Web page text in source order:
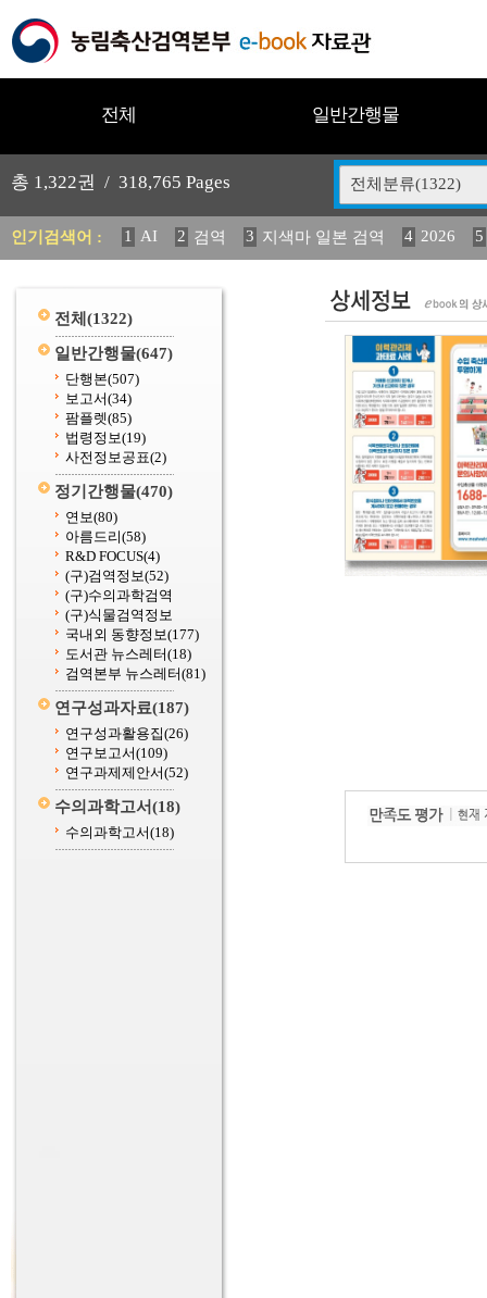
전체 일반간행물
총 1,322권 / 318,765 Pages 전체분류(1322)
인기검색어 : 1 AI 2 검역 3 지색마 일본 검역 4 2026 5
전체 (1322)
일반간행물(647)
단행본(507)
보고서(34)
팜플렛(85)
법령정보(19)
사전정보공표(2)
정기간행물(470)
연보(80)
아름드리(58)
R&D FOCUS(4)
(구)검역정보(52)
(구)수의과학검역
(구)식물검역정보
국내외 동향정보(177)
도서관 뉴스레터(18)
검역본부 뉴스레터(81)
연구성과자료(187)
연구성과활용집(26)
연구보고서(109)
연구과제제안서(52)
수의과학고서(18)
수의과학고서(18)